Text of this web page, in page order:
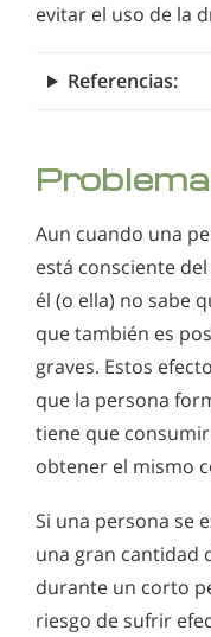
evitar el uso de la
Referencias:
Aun cuando una
está consciente
él (o ella) no sabe
que también es
graves. Estos
que la persona
tiene que
obtener el mismo
Si una persona se
una gran cantidad
durante un corto
riesgo de sufrir